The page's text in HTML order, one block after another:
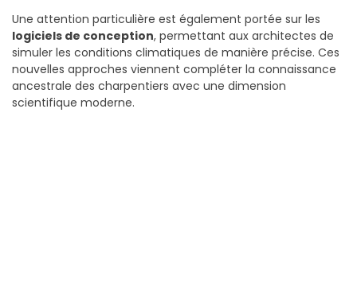
Une attention particulière est également portée sur les
logiciels de conception, permettant aux architectes de
simuler les conditions climatiques de manière précise. Ces
nouvelles approches viennent compléter la connaissance
ancestrale des charpentiers avec une dimension
scientifique moderne.